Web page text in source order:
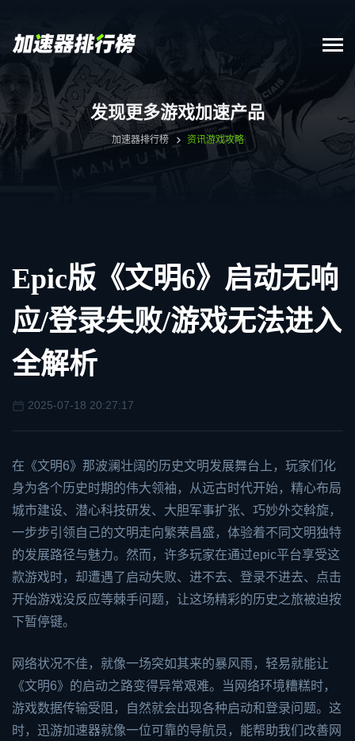
发现更多游戏加速产品
加速器排行榜 资讯游戏攻略
Epic版《文明6》启动无响
应/登录失败/游戏无法进入
全解析
2025-07-18 20:27:17
在《文明6》那波澜壮阔的历史文明发展舞台上，玩家们化
身为各个历史时期的伟大领袖，从远古时代开始，精心布局
城市建设、潜心科技研发、大胆军事扩张、巧妙外交斡旋，
一步步引领自己的文明走向繁荣昌盛，体验着不同文明独特
的发展路径与魅力。然而，许多玩家在通过epic平台享受这
款游戏时，却遭遇了启动失败、进不去、登录不进去、点击
开始游戏没反应等棘手问题，让这场精彩的历史之旅被迫按
下暂停键。
网络状况不佳，就像一场突如其来的暴风雨，轻易就能让
《文明6》的启动之路变得异常艰难。当网络环境糟糕时，
游戏数据传输受阻，自然就会出现各种启动和登录问题。这
时， 迅游加速器就像一位可靠的导航员，能帮助我们改善网